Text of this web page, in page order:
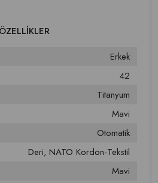
Erkek
42
Titanyum
Mavi
Otomatik
Deri NATO Kordon-Tekstil
Mavi